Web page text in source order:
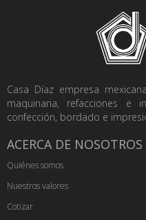
Casa Díaz empresa
maquinaria, refacciones e
confección, bordado e
ACERCA DE NOSOTROS
Quiénes somos
Nuestros valores
Cotizar